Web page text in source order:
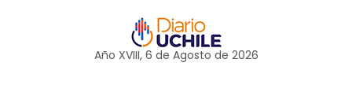
Año XVIII, 6 de Agosto de 2026